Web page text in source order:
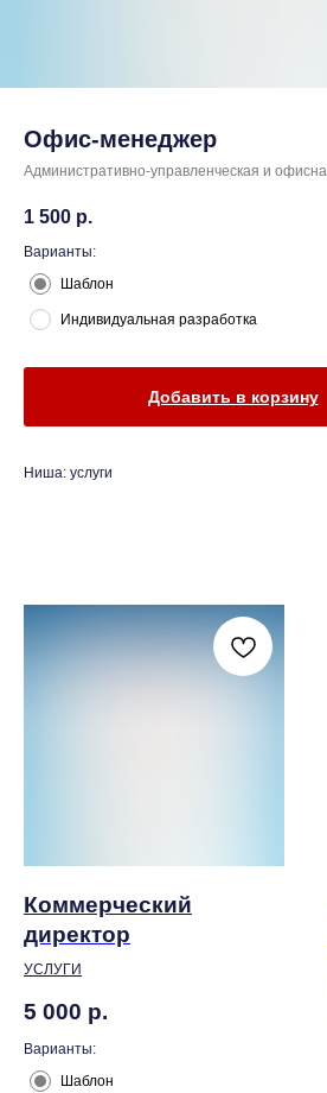
Офис-менеджер
Административно-управленческая и
1 500 р.
Варианты:
Шаблон
Индивидуальная разработка
Добавить в корзину
Ниша: услуги
Коммерческий
директор
УСЛУГИ
5 000 р.
Варианты:
Шаблон